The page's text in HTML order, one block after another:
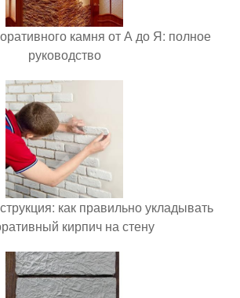
камня от А до Я: полное
руководство
как правильно укладывать
кирпич на стену